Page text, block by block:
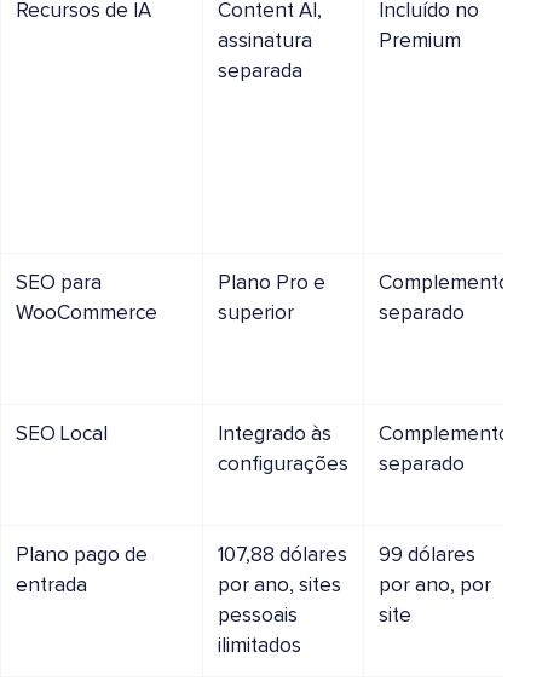
Recursos de IA
Content AI,
assinatura
separada
Incluído no
Premium
SEO para
WooCommerce
Plano Pro e
superior
Complemento
separado
SEO Local
Integrado às
configurações
Complemento
separado
Plano pago de
entrada
107,88 dólares
por ano, sites
pessoais
ilimitados
99 dólares
por ano, por
site